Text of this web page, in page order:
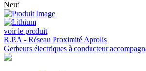
Neuf
voir le produit
R.P.A - Réseau Proximité Aprolis
Gerbeurs électriques à conducteur